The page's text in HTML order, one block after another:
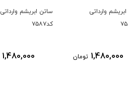
وارداتی
1,480,000 تومان
ساتن ابریشم وارداتی
کد۷۵۸۷
1,480,000